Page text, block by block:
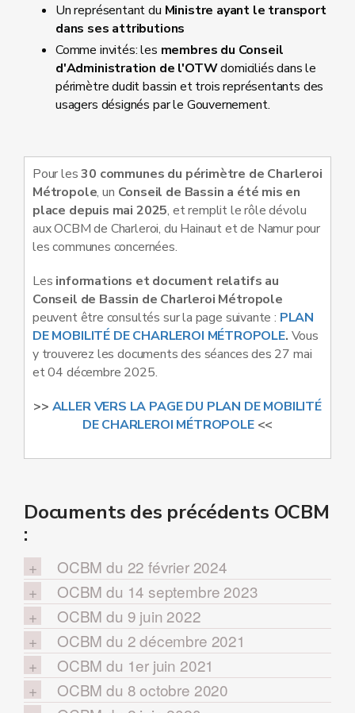
Un représentant du Ministre ayant le transport
dans ses attributions
Comme invités: les membres du Conseil
d'Administration de l'OTWdomiciliés dans le
périmètre dudit bassin et trois représentants des
usagers désignés par le Gouvernement.
Pour les30 communes du périmètre de Charleroi
Métropole, un Conseil de Bassin a été mis en
place depuis mai 2025, et remplit le rôle dévolu
aux OCBM de Charleroi, du Hainaut et de Namur pour
les communes concernées.
Les informations et document relatifs au
Conseil de Bassin de Charleroi Métropole
peuvent être consultés sur la page suivante : PLAN
DE MOBILITÉ DE CHARLEROI MÉTROPOLE. Vous
y trouverez les documents des séances des 27 mai
et 04 décembre 2025.
>> ALLER VERS LA PAGE DU PLAN DE MOBILITÉ
DE CHARLEROI MÉTROPOLE<<
Documents des précédents OCBM
:
OCBM du 22 février 2024
OCBM du 14 septembre 2023
OCBM du 9 juin 2022
OCBM du 2 décembre 2021
OCBM du 1er juin 2021
OCBM du 8 octobre 2020